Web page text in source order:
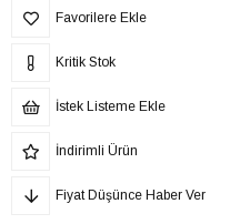
Favorilere Ekle
Kritik Stok
İstek Listeme Ekle
İndirimli Ürün
Fiyat Düşünce Haber Ver